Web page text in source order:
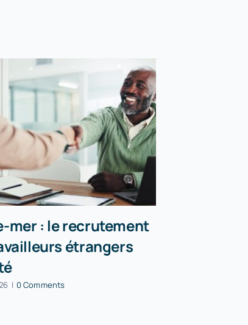
mer : le recrutement
étrangers
| 0 Comments